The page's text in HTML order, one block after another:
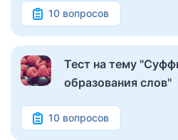
10 вопросов
Тест на тему
образования слов"
10 вопросов